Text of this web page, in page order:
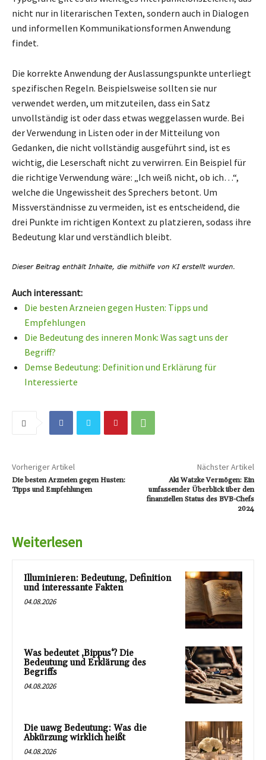
nicht nur in literarischen Texten, sondern auch in Dialogen
und informellen Kommunikationsformen Anwendung
findet.
Die korrekte Anwendung der Auslassungspunkte unterliegt
spezifischen Regeln. Beispielsweise sollten sie nur
verwendet werden, um mitzuteilen, dass ein Satz
unvollständig ist oder dass etwas weggelassen wurde. Bei
der Verwendung in Listen oder in der Mitteilung von
Gedanken, die nicht vollständig ausgeführt sind, ist es
wichtig, die Leserschaft nicht zu verwirren. Ein Beispiel für
die richtige Verwendung wäre: „Ich weiß nicht, ob ich…“,
welche die Ungewissheit des Sprechers betont. Um
Missverständnisse zu vermeiden, ist es entscheidend, die
drei Punkte im richtigen Kontext zu platzieren, sodass ihre
Bedeutung klar und verständlich bleibt.
Auch interessant:
Die besten Arzneien gegen Husten: Tipps und
Empfehlungen
Die Bedeutung des inneren Monk: Was sagt uns der
Begriff?
Demse Bedeutung: Definition und Erklärung für
Interessierte
Vorheriger Artikel
Die besten Arzneien gegen Husten:
Tipps und Empfehlungen
Nächster Artikel
Aki Watzke Vermögen: Ein
umfassender Überblick über den
finanziellen Status des BVB-Chefs
2024
Weiterlesen
Illuminieren: Bedeutung, Definition
und interessante Fakten
04.08.2026
Was bedeutet ‚Bippus‘? Die
Bedeutung und Erklärung des
Begriffs
04.08.2026
Die uawg Bedeutung: Was die
Abkürzung wirklich heißt
04.08.2026